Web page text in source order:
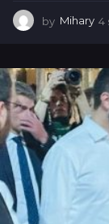
by Mihary 4